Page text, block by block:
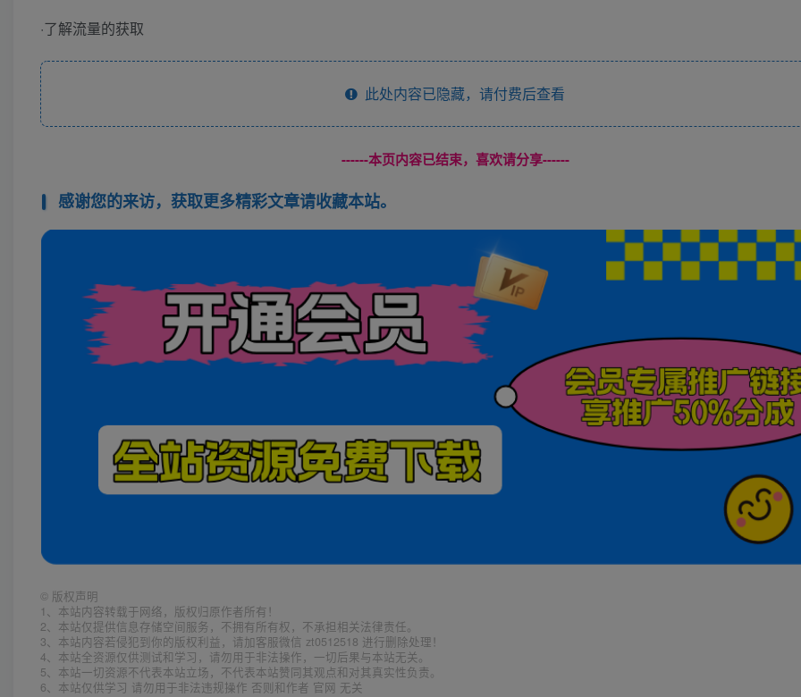
·了解流量的获取
此处内容已隐藏，请付费后查看
------本页内容已结束，喜欢请分享------
感谢您的来访，获取更多精彩文章请收藏本站。
© 版权声明
1、本站内容转载于网络，版权归原作者所有！
2、本站仅提供信息存储空间服务，不拥有所有权，不承担相关法律责任。
3、本站内容若侵犯到你的版权利益，请加客服微信 zt0512518 进行删除处理！
4、本站全资源仅供测试和学习，请勿用于非法操作，一切后果与本站无关。
5、本站一切资源不代表本站立场，不代表本站赞同其观点和对其真实性负责。
6、本站仅供学习 请勿用于非法违规操作 否则和作者 官网 无关